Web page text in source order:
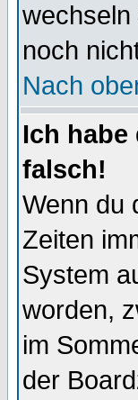
wechseln
noch
Nach
Ich
falsch!
Wenn du
Zeiten
System
worden,
im
der